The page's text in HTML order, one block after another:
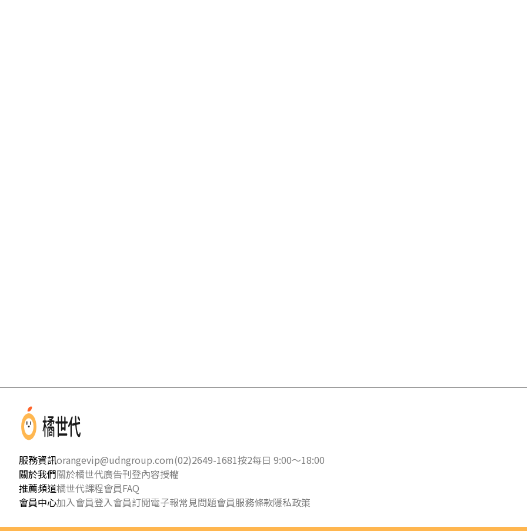
服務資訊orangevip@udngroup.com(02)2649-1681按2每日 9:00～18:00
關於我們關於橘世代廣告刊登內容授權
推薦頻道橘世代課程會員FAQ
會員中心加入會員登入會員訂閱電子報常見問題會員服務條款隱私政策